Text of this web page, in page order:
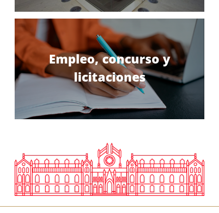
Empleo, concurso y
licitaciones